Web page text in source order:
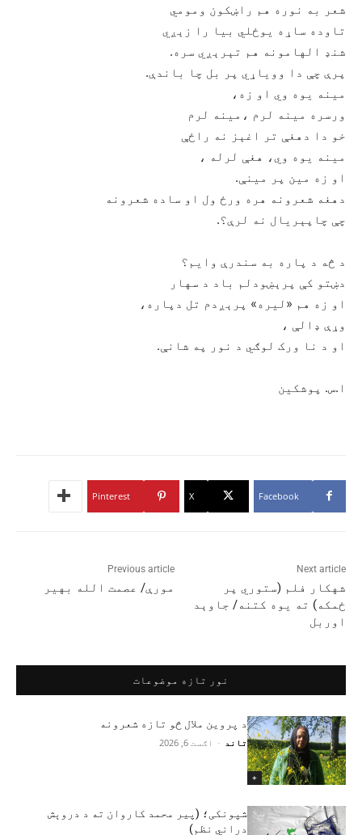
شعر به نوره هم راښکون ومومي
تاوده ساړه یوځلي بیا را زېږي
شنډ الهامونه هم تېرېږي سره.
پرې چې دا وویاړي پر بل چا باندې.
مینه یوه وي او زه،
ورسره مینه لرم ،مینه لرم
خو دا دهغې تر اغېز نه راځې
مینه یوه وي، هغې لرله ،
او زه مین پر مینې.
دهغه شعرونه هره ورځ ول او ساده شعرونه
چې چاپېریال نه لرې؟.
د څه د پاره به سندرې وایم؟
دښتو کې پرېښودلم باد د سهار
او زه هم «لیره» پرېږدم تل دپاره،
وړې ډالې ،
او د نا ورک لوګي د نور په شانې.
ا.س. پوشکین
Facebook
X
Pinterest
Previous article
مورې/ عصمت الله بهیر
Next article
شهکار فلم (ستوري پر
ځمکه) ته یوه کتنه/ جاوېد
اوربل
نور تازه موضوعات
+
د پروین ملال څو تازه شعرونه
تاند - اګست 6, 2026
شپونکی؛ (پير محمد کاروان ته د دروېش
دراني نظم)